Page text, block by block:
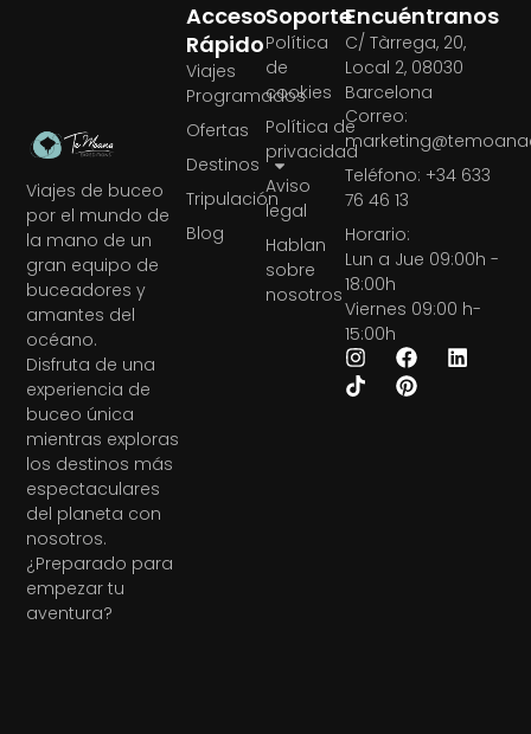
Viajes de buceo
por el mundo de
la mano de un
gran equipo de
buceadores y
amantes del
océano.
Disfruta de una
experiencia de
buceo única
mientras exploras
los destinos más
espectaculares
del planeta con
nosotros.
¿Preparado para
empezar tu
aventura?
Soporte
Política
de
cookies
Política de
privacidad
Aviso
legal
Hablan
sobre
nosotros
Acceso
Rápido
Viajes
Programados
Ofertas
Destinos
Tripulación
Blog
Encuéntranos
C/ Tàrrega, 20,
Local 2, 08030
Barcelona
Correo:
Teléfono: +34 633
76 46 13
Horario:
Lun a Jue 09:00h -
18:00h
Viernes 09:00 h-
15:00h